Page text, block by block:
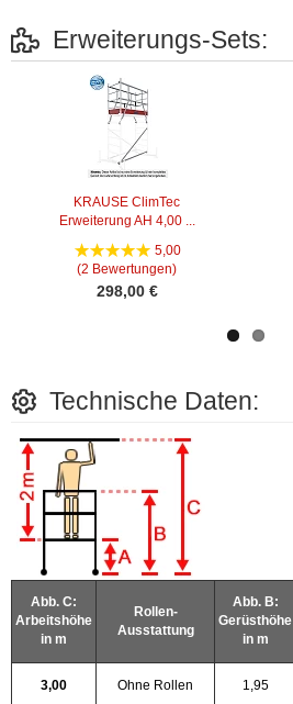
Erweiterungs-Sets:
KRAUSE ClimTec
Erweiterung AH 4,00 ...
5,00
(2 Bewertungen)
298,00 €
Technische Daten:
Abb. C:
Arbeitshöhe
in m
Rollen-
Ausstattung
Abb. B:
Gerüsthöhe
in m
3,00 Ohne Rollen 1,95